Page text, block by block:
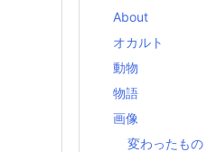
About
オカルト
動物
物語
画像
変わったもの